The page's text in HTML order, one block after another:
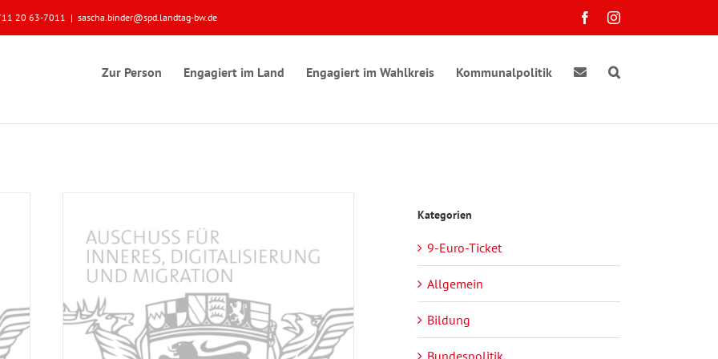
20 63-7011 | sascha.binder@spd.landtag-bw.de FacebookInstagram
Zur Person Engagiert im Land Engagiert im Wahlkreis Kommunalpolitik
für
Kategorien
9-Euro-Ticket
Allgemein
Bildung